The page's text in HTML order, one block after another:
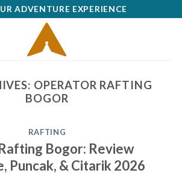
ADVENTURE EXPERIENCE
OPERATOR RAFTING
BOGOR
RAFTING
Bogor: Review
Puncak, & Citarik 2026